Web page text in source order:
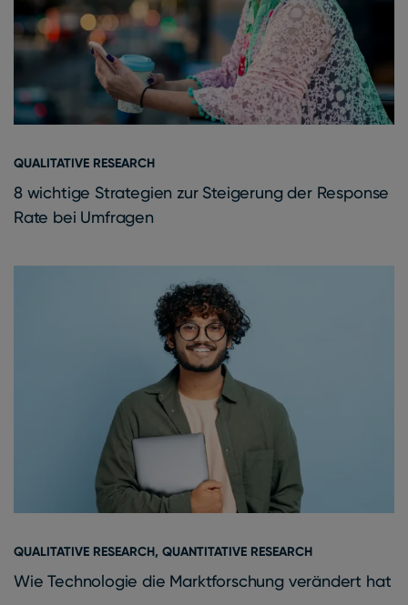
QUALITATIVE RESEARCH
8 wichtige Strategien zur Steigerung der Response
Rate bei Umfragen
QUALITATIVE RESEARCH, QUANTITATIVE RESEARCH
Wie Technologie die Marktforschung verändert hat